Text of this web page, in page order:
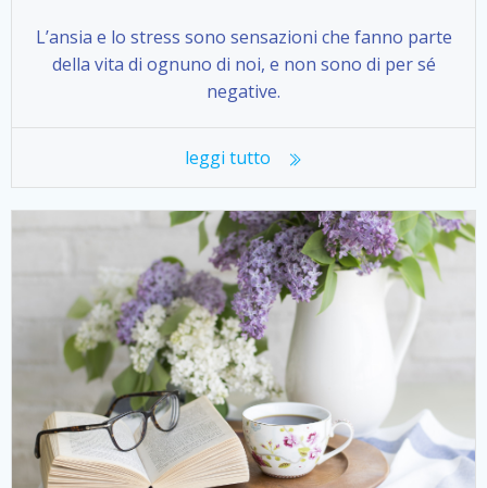
L’ansia e lo stress sono sensazioni che fanno parte
della vita di ognuno di noi, e non sono di per sé
negative.
leggi tutto